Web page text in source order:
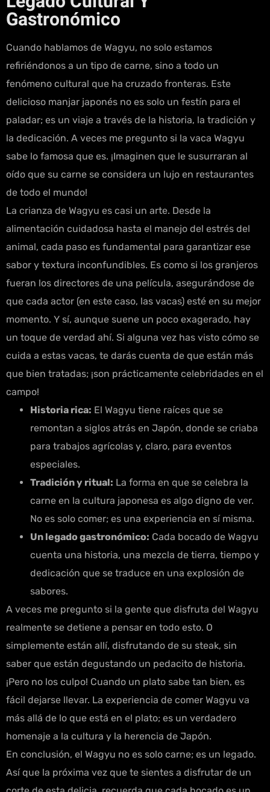
Gastronómico
Cuando hablamos de Wagyu, no solo estamos
refiriéndonos a un tipo de carne, sino a todo un
fenómeno cultural que ha cruzado fronteras. Este
delicioso manjar japonés no es solo un festín para el
paladar; es un viaje a través de la historia, la tradición y
la dedicación. A veces me pregunto si la vaca Wagyu
sabe lo famosa que es. ¡Imaginen que le susurraran al
oído que su carne se considera un lujo en restaurantes
de todo el mundo!
La crianza de Wagyu es casi un arte. Desde la
alimentación cuidadosa hasta el manejo del estrés del
animal, cada paso es fundamental para garantizar ese
sabor y textura inconfundibles. Es como si los granjeros
fueran los directores de una película, asegurándose de
que cada actor (en este caso, las vacas) esté en su mejor
momento. Y sí, aunque suene un poco exagerado, hay
un toque de verdad ahí. Si alguna vez has visto cómo se
cuida a estas vacas, te darás cuenta de que están más
que bien tratadas; ¡son prácticamente celebridades en el
campo!
Historia rica: El Wagyu tiene raíces que se
remontan a siglos atrás en Japón, donde se criaba
para trabajos agrícolas y, claro, para eventos
especiales.
Tradición y ritual: La forma en que se celebra la
carne en la cultura japonesa es algo digno de ver.
No es solo comer; es una experiencia en sí misma.
Un legado gastronómico: Cada bocado de Wagyu
cuenta una historia, una mezcla de tierra, tiempo y
dedicación que se traduce en una explosión de
sabores.
A veces me pregunto si la gente que disfruta del Wagyu
realmente se detiene a pensar en todo esto. O
simplemente están allí, disfrutando de su steak, sin
saber que están degustando un pedacito de historia.
¡Pero no los culpo! Cuando un plato sabe tan bien, es
fácil dejarse llevar. La experiencia de comer Wagyu va
más allá de lo que está en el plato; es un verdadero
homenaje a la cultura y la herencia de Japón.
En conclusión, el Wagyu no es solo carne; es un legado.
Así que la próxima vez que te sientes a disfrutar de un